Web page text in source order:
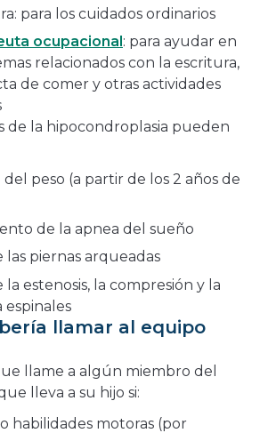
para los cuidados ordinarios
ocupacional : para ayudar en
relacionados con la escritura,
de comer y otras actividades
de la hipocondroplasia pueden
peso (a partir de los 2 años de
de la apnea del sueño
las piernas arqueadas
estenosis, la compresión y la
llamar al equipo
llame a algún miembro del
lleva a su hijo si:
habilidades motoras (por